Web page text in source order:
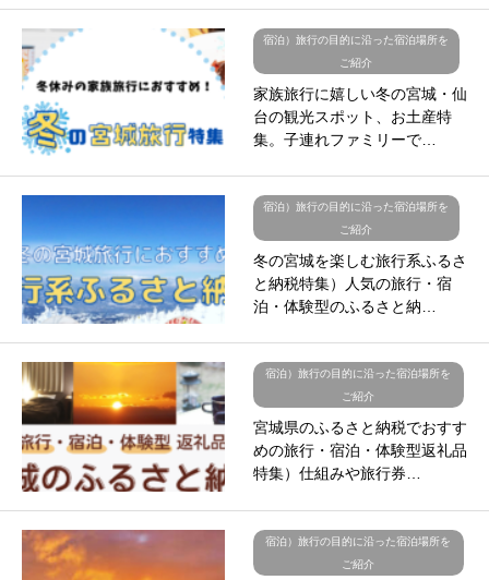
宿泊）旅行の目的に沿った宿泊場所を
ご紹介
家族旅行に嬉しい冬の宮城・仙
台の観光スポット、お土産特
集。子連れファミリーで…
宿泊）旅行の目的に沿った宿泊場所を
ご紹介
冬の宮城を楽しむ旅行系ふるさ
と納税特集）人気の旅行・宿
泊・体験型のふるさと納…
宿泊）旅行の目的に沿った宿泊場所を
ご紹介
宮城県のふるさと納税でおすす
めの旅行・宿泊・体験型返礼品
特集）仕組みや旅行券…
宿泊）旅行の目的に沿った宿泊場所を
ご紹介